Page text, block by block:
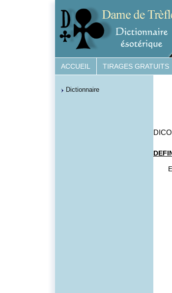
ACCUEIL TIRAGES GRATUITS
Dictionnaire